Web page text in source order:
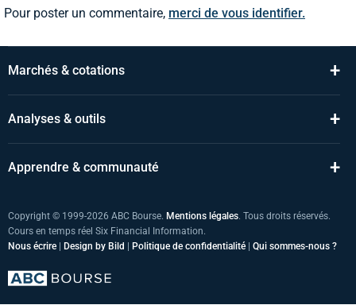
Pour poster un commentaire, merci de vous identifier.
Marchés & cotations +
Analyses & outils +
Apprendre & communauté +
Copyright © 1999-2026 ABC Bourse. Mentions légales. Tous droits réservés.
Cours en temps réel Six Financial Information.
Nous écrire | Design by Bild | Politique de confidentialité | Qui sommes-nous ?